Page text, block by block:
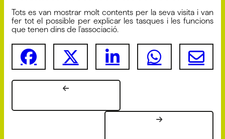
Tots es van mostrar molt contents per la seva visita i van
fer tot el possible per explicar les tasques i les funcions
que tenen dins de l'associació.